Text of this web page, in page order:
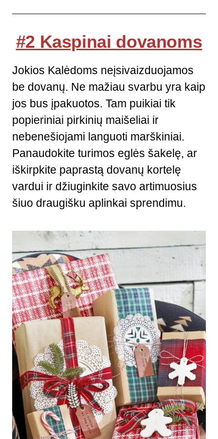
#2 Kaspinai dovanoms
Jokios Kalėdoms neįsivaizduojamos
be dovanų. Ne mažiau svarbu yra kaip
jos bus įpakuotos. Tam puikiai tik
popieriniai pirkinių maišeliai ir
nebenešiojami languoti marškiniai.
Panaudokite turimos eglės šakelę, ar
iškirpkite paprastą dovanų kortelę
vardui ir džiuginkite savo artimuosius
šiuo draugišku aplinkai sprendimu.